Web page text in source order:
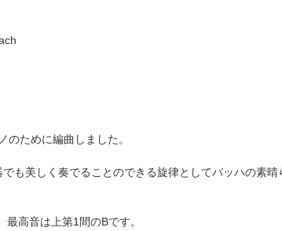
ために編曲しました。
も美しく奏でることのできる旋律としてバッハの素晴
高音は上第1間のBです。